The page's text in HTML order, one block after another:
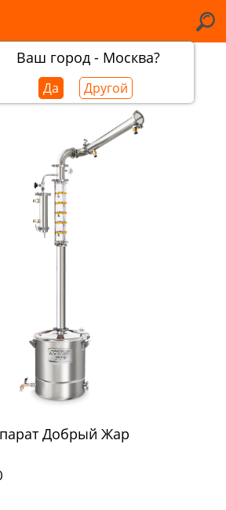
Ваш город - Москва?
Да Другой
в Саранске /
Добрый Жар Титан
Добрый Жар